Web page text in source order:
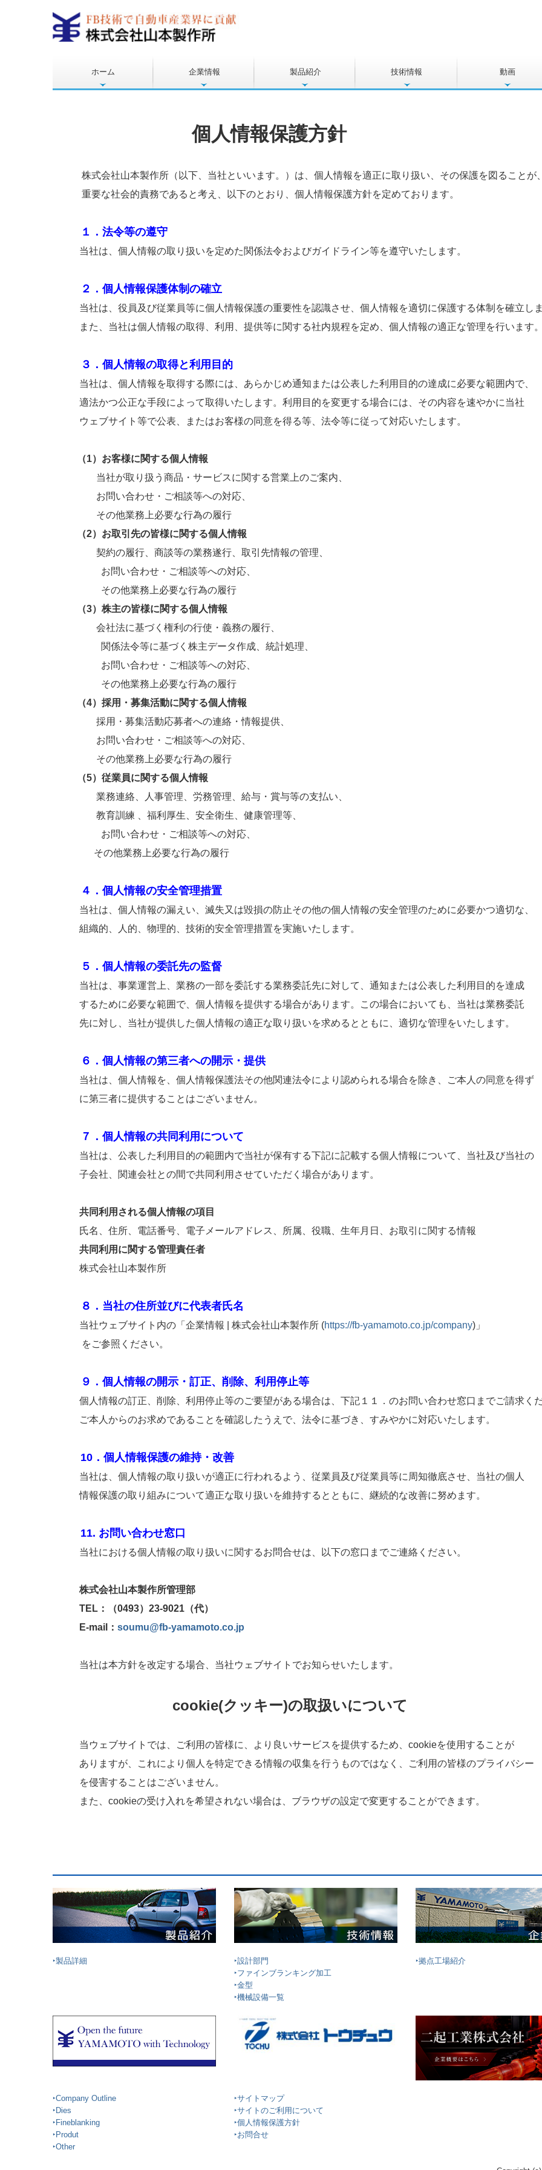
ホーム 企業情報 製品紹介 技術情報 動画
個人情報保護方針
株式会社山本製作所 （以下、当社といいます。）は、個人情報を適正に取り扱い、その保護を図ることが
重要な社会的責務であると考え、以下のとおり、個人情報保護方針を定めております。
１．法令等の遵守
当社は、個人情報の取り扱いを定めた関係法令およびガイドライン等を遵守いたします。
２．個人情報保護体制の確立
当社は、役員及び従業員等に個人情報保護の重要性を認識させ、個人情報を適切に保護する体制を確立し
また、当社は個人情報の取得、利用、提供等に関する社内規程を定め、個人情報の適正な管理を行います
３．個人情報の取得と利用目的
当社は、個人情報を取得する際には、あらかじめ通知または公表した利用目的の達成に必要な範囲内で、
適法かつ公正な手段によって取得いたします。利用目的を変更する場合には、その内容を速やかに当社
ウェブサイト等で公表、またはお客様の同意を得る等、法令等に従って対応いたします。
（1）お客様に関する個人情報
当社が取り扱う商品・サービスに関する営業上のご案内、
お問い合わせ・ご相談等への対応、
その他業務上必要な行為の履行
（2）お取引先の皆様に関する個人情報
契約の履行、商談等の業務遂行、取引先情報の管理、
お問い合わせ・ご相談等への対応、
その他業務上必要な行為の履行
（3）株主の皆様に関する個人情報
会社法に基づく権利の行使・義務の履行、
関係法令等に基づく株主データ作成、統計処理、
お問い合わせ・ご相談等への対応、
その他業務上必要な行為の履行
（4）採用・募集活動に関する個人情報
採用・募集活動応募者への連絡・情報提供、
お問い合わせ・ご相談等への対応、
その他業務上必要な行為の履行
（5）従業員に関する個人情報
業務連絡、人事管理、労務管理、給与・賞与等の支払い、
教育訓練 、福利厚生、安全衛生、健康管理等、
お問い合わせ・ご相談等への対応、
その他業務上必要な行為の履行
４．個人情報の安全管理措置
当社は、個人情報の漏えい、滅失又は毀損の防止その他の個人情報の安全管理のために必要かつ適切な、
組織的、人的、物理的、技術的安全管理措置を実施いたします。
５．個人情報の委託先の監督
当社は、事業運営上、業務の一部を委託する業務委託先に対して、通知または公表した利用目的を達成
するために必要な範囲で、個人情報を提供する場合があります。この場合においても、当社は業務委託
先に対し、当社が提供した個人情報の適正な取り扱いを求めるとともに、適切な管理をいたします。
６．個人情報の第三者への開示・提供
当社は、個人情報を、個人情報保護法その他関連法令により認められる場合を除き、ご本人の同意を得ず
に第三者に提供することはございません。
７．個人情報の共同利用について
当社は、公表した利用目的の範囲内で当社が保有する下記に記載する個人情報について、当社及び当社の
子会社、関連会社との間で共同利用させていただく場合があります。
共同利用される個人情報の項目
氏名、住所、電話番号、電子メールアドレス、所属、役職、生年月日、お取引に関する情報
共同利用に関する管理責任者
株式会社山本製作所
８．当社の住所並びに代表者氏名
当社ウェブサイト内の「企業情報 | 株式会社山本製作所 (https://fb-yamamoto.co.jp/company)」
をご参照ください。
９．個人情報の開示・訂正、削除、利用停止等
個人情報の訂正、削除、利用停止等のご要望がある場合は、下記１１．のお問い合わせ窓口までご請求く
ご本人からのお求めであることを確認したうえで、法令に基づき、すみやかに対応いたします。
10．個人情報保護の維持・改善
当社は、個人情報の取り扱いが適正に行われるよう、従業員及び従業員等に周知徹底させ、当社の個人
情報保護の取り組みについて適正な取り扱いを維持するとともに、継続的な改善に努めます。
11. お問い合わせ窓口
当社における個人情報の取り扱いに関するお問合せは、以下の窓口までご連絡ください。
株式会社山本製作所管理部
TEL：（0493）23-9021（代）
E-mail： soumu@fb-yamamoto.co.jp
当社は本方針を改定する場合、当社ウェブサイトでお知らせいたします。
cookie(クッキー)の取扱いについて
当ウェブサイトでは、ご利用の皆様に、より良いサービスを提供するため、cookieを使用することが
ありますが、これにより個人を特定できる情報の収集を行うものではなく、ご利用の皆様のプライバシー
を侵害することはございません。
また、cookieの受け入れを希望されない場合は、ブラウザの設定で変更することができます。
‣製品詳細
‣設計部門
‣ファインブランキング加工
‣金型
‣機械設備一覧
‣拠点工場紹介
‣Company Outline
‣Dies
‣Fineblanking
‣Produt
‣Other
‣サイトマップ
‣サイトのご利用について
‣個人情報保護方針
‣お問合せ